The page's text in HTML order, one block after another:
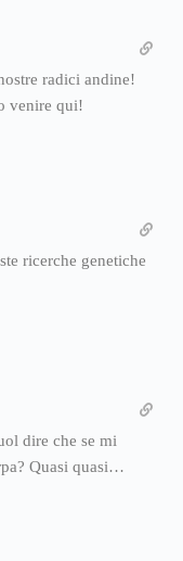
radici andine!
venire qui!
ricerche genetiche
dire che se mi
Quasi quasi…